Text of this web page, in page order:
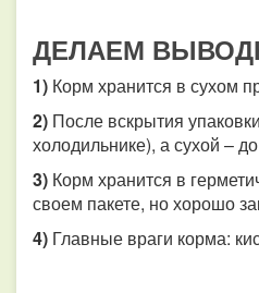
ДЕЛАЕМ
1) Корм хранится в сухом
2) После вскрытия
холодильнике), а сухой –
3) Корм хранится в
своем пакете, но хорошо
4) Главные враги корма: